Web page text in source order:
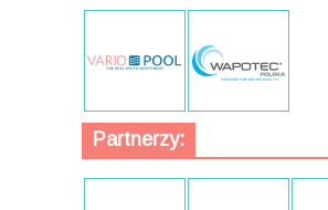
Partnerzy: